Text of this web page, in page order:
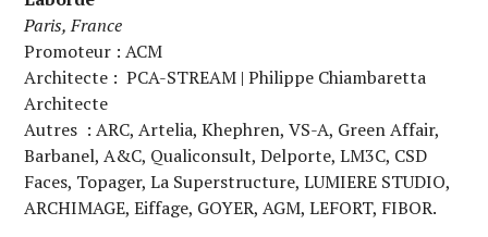
Paris, France
Promoteur : ACM
Architecte : PCA-STREAM | Philippe Chiambaretta
Architecte
Autres : ARC, Artelia, Khephren, VS-A, Green Affair,
Barbanel, A&C, Qualiconsult, Delporte, LM3C, CSD
Faces, Topager, La Superstructure, LUMIERE STUDIO,
ARCHIMAGE, Eiffage, GOYER, AGM, LEFORT, FIBOR.